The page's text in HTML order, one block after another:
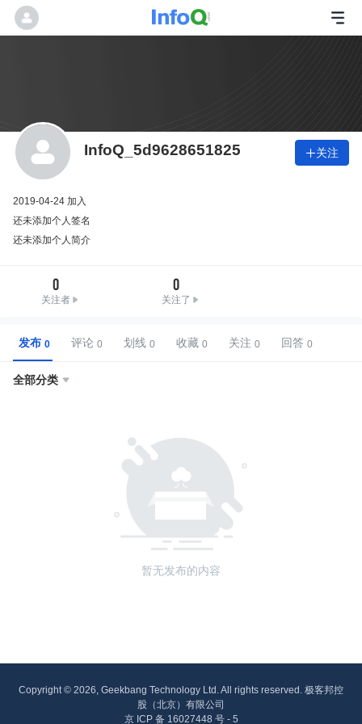
InfoQ_5d9628651825 关注
2019-04-24 加入
还未添加个人签名
还未添加个人简介
0
关注者
0
关注了
发布 评论 划线 收藏 关注 回答
全部分类 
暂无发布的内容
Copyright © 2026, Geekbang Technology Ltd. All rights reserved. 极客邦控
股（北京）有限公司
京 ICP 备 16027448 号 - 5